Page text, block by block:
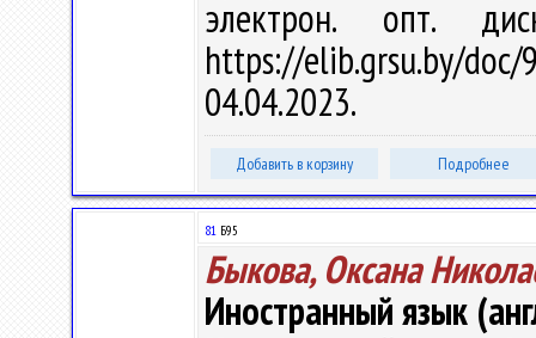
электрон. опт.
https://elib.grsu.by/
04.04.2023.
Добавить в корзину Подробнее
81 Б95
Быкова, Оксана
Иностранный язык